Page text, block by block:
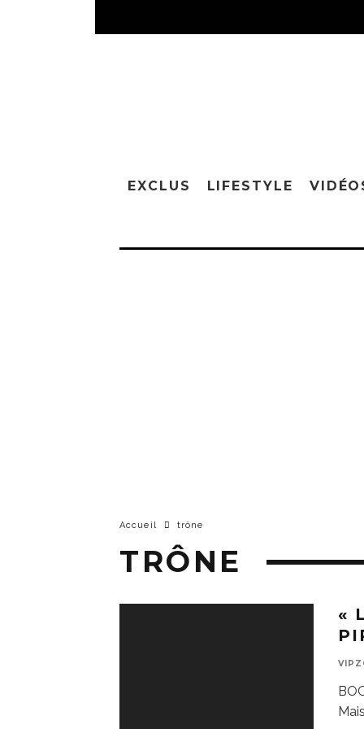
EXCLUS LIFESTYLE
Accueil trône
TRÔNE
«